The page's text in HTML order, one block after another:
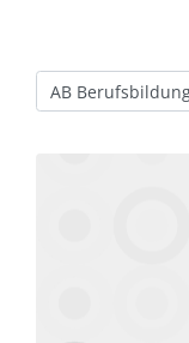
Kursbereiche